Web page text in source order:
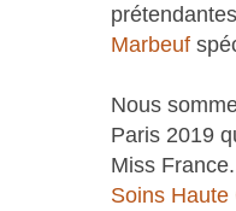
Marbeuf
Nous
Paris 2019
Miss
Soins